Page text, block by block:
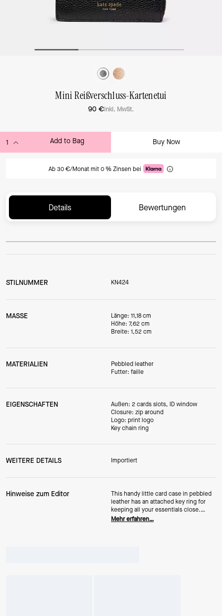
Mini Reißverschluss-Kartenetui
90 €inkl. MwSt.
Add to Bag Buy Now
Ab 30 €/Monat mit 0 % Zinsen bei
Details Bewertungen
STILNUMMER KN424
MASSE
Länge: 11,18 cm
Höhe: 7,62 cm
Breite: 1,52 cm
MATERIALIEN
Pebbled leather
Futter: faille
EIGENSCHAFTEN
Außen: 2 cards slots, ID window
Closure: zip around
Logo: print logo
Key chain ring
WEITERE DETAILS Importiert
Hinweise zum Editor
This handy little card case in pebbled
leather has an attached key ring for
keeping all your essentials close.
(Perfect for throwing in those mini
Mehr erfahren…